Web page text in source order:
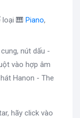
loại 🎹 Piano,
nút dấu -
vào hợp âm
Hanon - The
hãy click vào